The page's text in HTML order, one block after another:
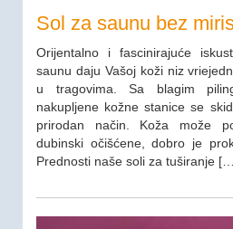
Sol za saunu bez
Orijentalno i fascinirajuće
saunu daju Vašoj koži niz
u tragovima. Sa blagim
nakupljene kožne stanice se
prirodan način. Koža može
dubinski očišćene, dobro je
Prednosti naše soli za tuširanje